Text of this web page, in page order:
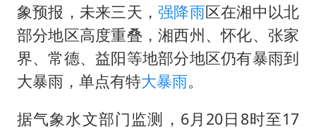
如何把百年大党建设得更加坚强有力
香港殿堂级填词人黎彼得因病离世 终年76岁
弹药库存告急 美军补货难
李亚鹏向地铁吐血女孩捐99999元
象预报，未来三天，强降雨区在湘中以北
部分地区高度重叠，湘西州、怀化、张家
界、常德、益阳等地部分地区仍有暴雨到
大暴雨，单点有特大暴雨。
据气象水文部门监测，6月20日8时至17